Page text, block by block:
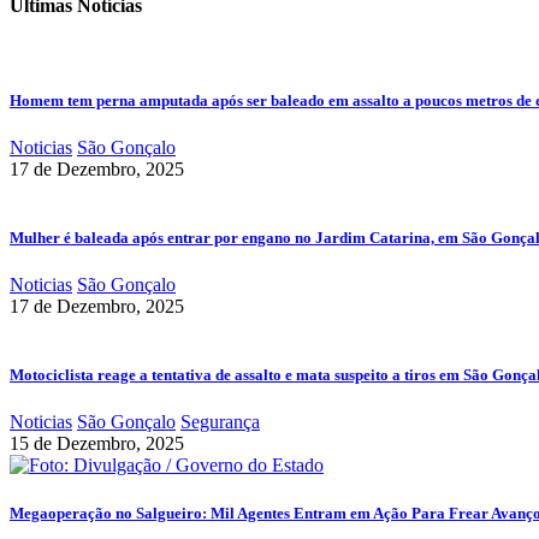
Últimas Notícias
Homem tem perna amputada após ser baleado em assalto a poucos metros de
Noticias São Gonçalo
17 de Dezembro, 2025
Mulher é baleada após entrar por engano no Jardim Catarina, em São
Noticias São Gonçalo
17 de Dezembro, 2025
Motociclista reage a tentativa de assalto e mata suspeito a tiros em São
Noticias São Gonçalo Segurança
15 de Dezembro, 2025
Megaoperação no Salgueiro: Mil Agentes Entram em Ação Para Frear